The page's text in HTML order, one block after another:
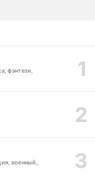
фэнтези,
военный,